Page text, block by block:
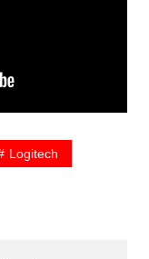
Logitech